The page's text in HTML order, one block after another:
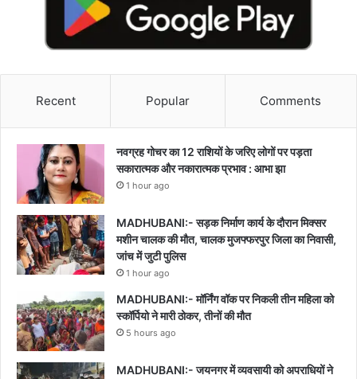
Recent Popular Comments
नवग्रह गोचर का 12 राशियों के जरिए लोगों पर पड़ता
सकारात्मक और नकारात्मक प्रभाव : आभा झा
1 hour ago
MADHUBANI:- सड़क निर्माण कार्य के दौरान मिक्सर
मशीन चालक की मौत, चालक मुजफ्फरपुर जिला का निवासी,
जांच में जुटी पुलिस
1 hour ago
MADHUBANI:- मॉर्निंग वॉक पर निकली तीन महिला को
स्कॉर्पियो ने मारी ठोकर, तीनों की मौत
5 hours ago
MADHUBANI:- जयनगर में व्यवसायी को अपराधियों ने